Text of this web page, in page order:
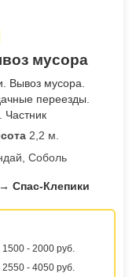
мусора
Вывоз мусора.
переезды.
Частник
2,2 м.
Соболь
Спас-Клепики
1500 - 2000 руб.
2550 - 4050 руб.